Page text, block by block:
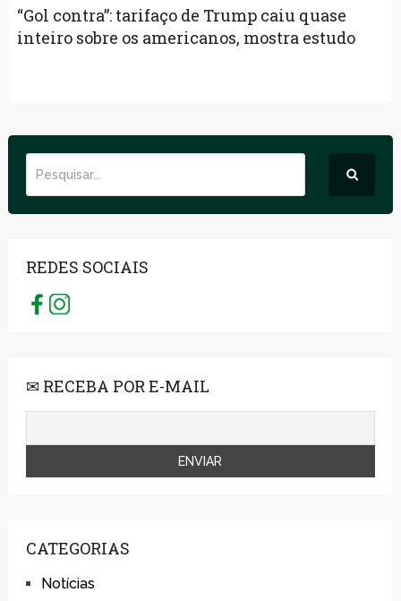
“Gol contra”: tarifaço de Trump caiu quase
inteiro sobre os americanos, mostra estudo
REDES SOCIAIS
✉ RECEBA POR E-MAIL
CATEGORIAS
Notícias